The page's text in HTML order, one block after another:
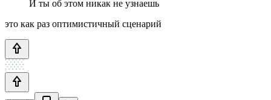
И ты об этом никак не узнаешь
это как раз оптимистичный сценарий